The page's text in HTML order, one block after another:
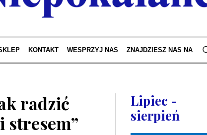
KONTAKT WESPRZYJ NAS ZNAJDZIESZ NAS NA
radzić
stresem”
Lipiec -
sierpień